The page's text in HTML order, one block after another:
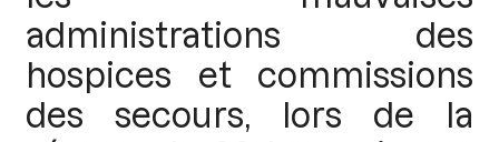
administrations des
hospices et commissions
des secours, lors de la